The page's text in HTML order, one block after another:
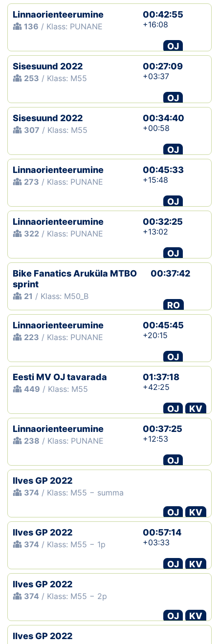
Linnaorienteerumine
136 / Klass: PUNANE
00:42:55
+16:08
OJ
Sisesuund 2022
253 / Klass: M55
00:27:09
+03:37
OJ
Sisesuund 2022
307 / Klass: M55
00:34:40
+00:58
OJ
Linnaorienteerumine
273 / Klass: PUNANE
00:45:33
+15:48
OJ
Linnaorienteerumine
322 / Klass: PUNANE
00:32:25
+13:02
OJ
Bike Fanatics Aruküla MTBO
sprint
21 / Klass: M50_B
00:37:42
RO
Linnaorienteerumine
223 / Klass: PUNANE
00:45:45
+20:15
OJ
Eesti MV OJ tavarada
449 / Klass: M55
01:37:18
+42:25
OJ
KV
Linnaorienteerumine
238 / Klass: PUNANE
00:37:25
+12:53
OJ
Ilves GP 2022
374 / Klass: M55 − summa
OJ
KV
Ilves GP 2022
374 / Klass: M55 − 1p
00:57:14
+03:33
OJ
KV
Ilves GP 2022
374 / Klass: M55 − 2p
OJ
KV
Ilves GP 2022